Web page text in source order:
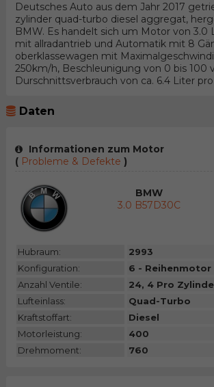
Deutsches Auto aus dem Jahr 2017
zylinder quad-turbo diesel aggregat,
BMW. Es handelt sich um Motor von 3.0
mit allradantrieb und Automatik mit 8
oberklassewagen mit
250km/h, Beschleunigung von 0 bis 100
Durschnittsverbrauch von ca. 6.4 Liter
Daten
Informationen zum Motor
(Probleme & Defekte )
BMW
3.0 B57D30C
Hubraum: 2993
Konfiguration:
6 - Reihenmotor
Anzahl Ventile:
24, 4 Pro
Lufteinlass:
Quad-Turbo
Kraftstoffart:
Diesel
Motorleistung:
400
Drehmoment:
760